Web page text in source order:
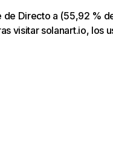
de Directo a (55,92 %
visitar solanart.io, los